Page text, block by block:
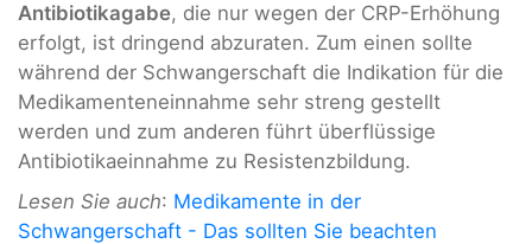
Antibiotikagabe, die nur wegen der CRP-Erhöhung
erfolgt, ist dringend abzuraten. Zum einen sollte
während der Schwangerschaft die Indikation für die
Medikamenteneinnahme sehr streng gestellt
werden und zum anderen führt überflüssige
Antibiotikaeinnahme zu Resistenzbildung.
Lesen Sie auch: Medikamente in der
Schwangerschaft - Das sollten Sie beachten